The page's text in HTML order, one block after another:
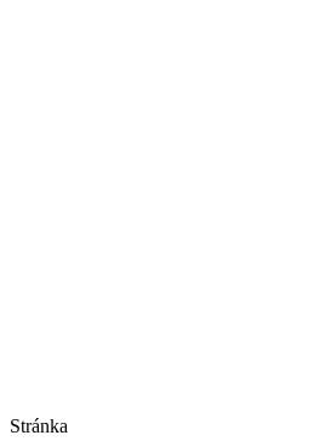
Stránka